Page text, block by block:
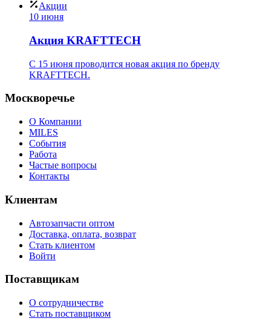
Акции
10 июня
Акция KRAFTTECH
C 15 июня проводится новая акция по бренду
KRAFTTECH.
Москворечье
О Компании
MILES
События
Работа
Частые вопросы
Контакты
Клиентам
Автозапчасти оптом
Доставка, оплата, возврат
Стать клиентом
Войти
Поставщикам
О сотрудничестве
Стать поставщиком